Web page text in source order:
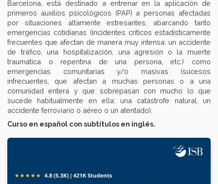
Barcelona, está destinado a entrenar en la aplicación de
primeros auxilios psicológicos (PAP) a personas afectadas
por situaciones altamente estresantes, abarcando tanto
emergencias cotidianas (incidentes críticos estadísticamente
frecuentes que afectan de manera muy intensa: un accidente
de tráfico, una hospitalización, una agresión o la muerte
traumática o repentina de una persona, etc.) como
emergencias comunitarias y/o masivas (sucesos
infrecuentes, que afectan a muchas personas o a una
comunidad entera y que sobrepasan con mucho lo que
sucede habitualmente en ella: una catástrofe natural, un
accidente ferroviario o aéreo o un atentado).
Curso en español con subtítulos en inglés.